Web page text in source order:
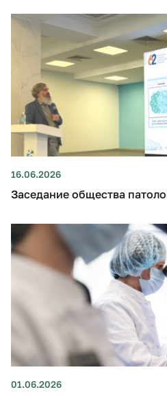
16.06.2026
Заседание общества
01.06.2026